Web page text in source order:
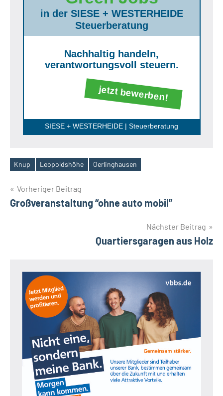
in der SIESE + WESTERHEIDE
Steuerberatung
Nachhaltig handeln,
verantwortungsvoll steuern.
jetzt bewerben!
SIESE + WESTERHEIDE | Steuerberatung
Schlagwörter
Knup Leopoldshöhe Oerlinghausen
Beitragsnavigation
Vorheriger Beitrag
Großveranstaltung “ohne auto mobil”
Nächster Beitrag
Quartiersgaragen aus Holz